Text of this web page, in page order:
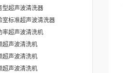
型超声波清洗器
室标准超声波清洗器
率超声波清洗机
超声波清洗机
超声波清洗机
超声波清洗机